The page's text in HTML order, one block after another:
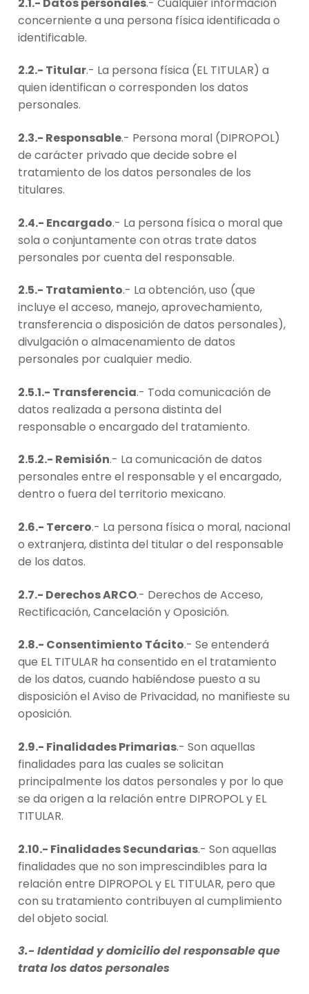
concerniente a una persona física identificada o
identificable.
2.2.- Titular.- La persona física (EL TITULAR) a
quien identifican o corresponden los datos
personales.
2.3.- Responsable.- Persona moral (DIPROPOL)
de carácter privado que decide sobre el
tratamiento de los datos personales de los
titulares.
2.4.- Encargado.- La persona física o moral que
sola o conjuntamente con otras trate datos
personales por cuenta del responsable.
2.5.- Tratamiento.- La obtención, uso (que
incluye el acceso, manejo, aprovechamiento,
transferencia o disposición de datos personales),
divulgación o almacenamiento de datos
personales por cualquier medio.
2.5.1.- Transferencia.- Toda comunicación de
datos realizada a persona distinta del
responsable o encargado del tratamiento.
2.5.2.- Remisión.- La comunicación de datos
personales entre el responsable y el encargado,
dentro o fuera del territorio mexicano.
2.6.- Tercero.- La persona física o moral, nacional
o extranjera, distinta del titular o del responsable
de los datos.
2.7.- Derechos ARCO.- Derechos de Acceso,
Rectificación, Cancelación y Oposición.
2.8.- Consentimiento Tácito.- Se entenderá
que EL TITULAR ha consentido en el tratamiento
de los datos, cuando habiéndose puesto a su
disposición el Aviso de Privacidad, no manifieste su
oposición.
2.9.- Finalidades Primarias.- Son aquellas
finalidades para las cuales se solicitan
principalmente los datos personales y por lo que
se da origen a la relación entre DIPROPOL y EL
TITULAR.
2.10.- Finalidades Secundarias.- Son aquellas
finalidades que no son imprescindibles para la
relación entre DIPROPOL y EL TITULAR, pero que
con su tratamiento contribuyen al cumplimiento
del objeto social.
3.- Identidad y domicilio del responsable que
trata los datos personales